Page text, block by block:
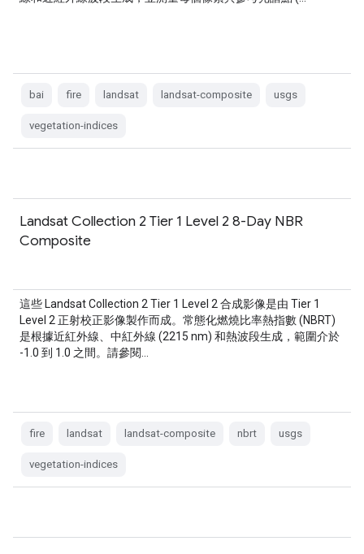
bai fire landsat landsat-composite usgs
vegetation-indices
Landsat Collection 2 Tier 1 Level 2 8-Day NBR
Composite
這些 Landsat Collection 2 Tier 1 Level 2 合成影像是由 Tier 1
Level 2 正射校正影像製作而成。常態化燃燒比率熱指數 (NBRT)
是根據近紅外線、中紅外線 (2215 nm) 和熱波段生成，範圍介於
-1.0 到 1.0 之間。請參閱…
fire landsat landsat-composite nbrt usgs
vegetation-indices